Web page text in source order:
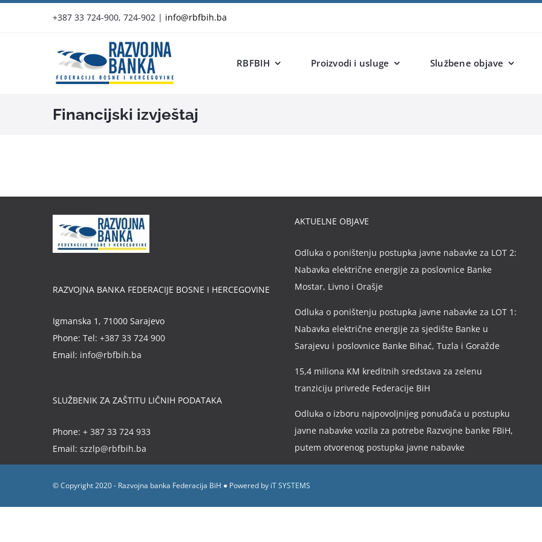
+387 33 724-900, 724-902 | info@rbfbih.ba
RBFBIH Proizvodi i usluge Službene objave
Financijski izvještaj
RAZVOJNA BANKA FEDERACIJE BOSNE I HERCEGOVINE
Igmanska 1, 71000 Sarajevo
Phone: Tel: +387 33 724 900
Email: info@rbfbih.ba
SLUŽBENIK ZA ZAŠTITU LIČNIH PODATAKA
Phone: + 387 33 724 933
Email: szzlp@rbfbih.ba
AKTUELNE OBJAVE
Odluka o poništenju postupka javne nabavke za LOT 2:
Nabavka električne energije za poslovnice Banke
Mostar, Livno i Orašje
Odluka o poništenju postupka javne nabavke za LOT 1:
Nabavka električne energije za sjedište Banke u
Sarajevu i poslovnice Banke Bihać, Tuzla i Goražde
15,4 miliona KM kreditnih sredstava za zelenu
tranziciju privrede Federacije BiH
Odluka o izboru najpovoljnijeg ponuđača u postupku
javne nabavke vozila za potrebe Razvojne banke FBiH,
putem otvorenog postupka javne nabavke
© Copyright 2020 - Razvojna banka Federacija BiH ● Powered by iT SYSTEMS